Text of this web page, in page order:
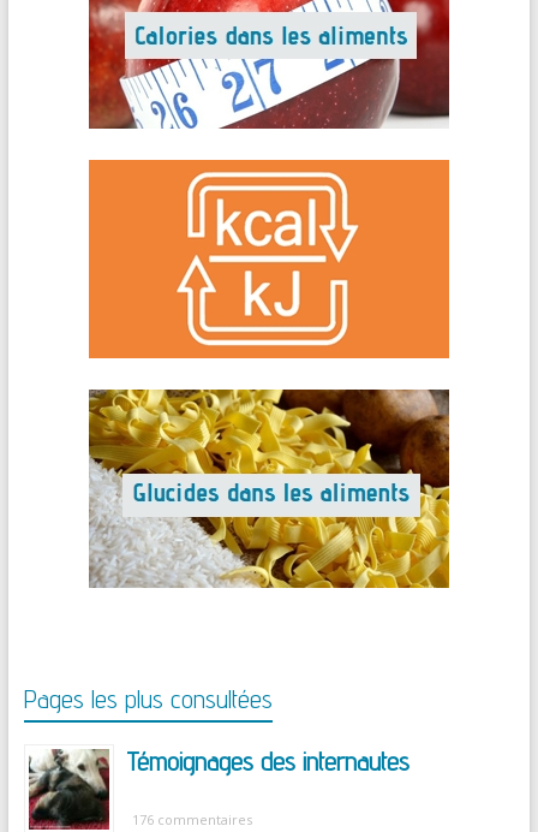
Pages les plus consultées
Témoignages des internautes
176 commentaires